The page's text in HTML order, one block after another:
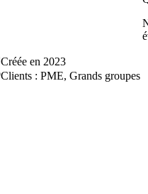
Créée en 2023
Clients : PME, Grands groupes